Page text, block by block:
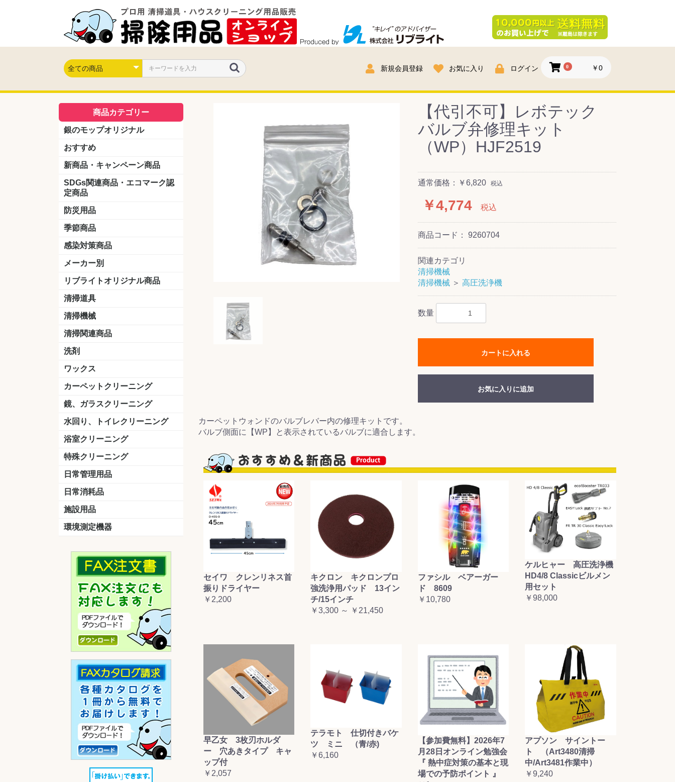
新規会員登録 お気に入り ログイン 0 ￥0
商品カテゴリー
銀のモップオリジナル
おすすめ
新商品・キャンペーン商品
キャンペーン商品
新製品
SDGs関連商品・エコマーク認
定商品
防災用品
季節商品
感染対策商品
おう吐物
除菌洗剤
うがい薬
マスク
手洗い石鹸
手指消毒
手袋
メーカー別
クオリティ
ニイタカ
シーバイエス
リンレイ
ペンギンワックス
横浜油脂工業
ミッケル化学（旧：スイショウ
ユシロ化学
コニシ
つやげん
ダイカ商事
スリーエムジャパン
山崎産業
テラモト
セイワ
エトレー
ラバーメイド
ジャパックス
日本サニパック
ケルヒャー
マキタ
ショーワグローブ
花王
サラヤ
アルボース
コスケム
ミヤキ
紺商
信徳ポミー
リブライトオリジナル商品
LLオレンジクリーナー
LL油脂専用クリーナー
LLワックスモップ
LL-21
マーベラスiL
清掃道具
ほうき
ちりとり
モップ及び関連品 ワンタッチ式モップ
水切りドライヤー
その他アタッチメント
(ワンタッチ式用)
モップ
ハードフロア用ダストモップ
テラモト
その他
清掃機械
掃除機
ドライバキューム
アップライトバキューム
コードレスタイプ
高圧洗浄機
吸水機
カーペット用マシン
送風機
ポリッシャー スタンダード
ハンディポリッシャー
ポリッシャー・自動床洗浄機用
掃除機用紙パック
その他
清掃関連商品
ダストカート
台車
移動式バレット
脚立
モップハンガー
サインボード
光沢計
カーペット汚染度計
洗剤
床用表面洗浄剤
ハクリ剤
厨房用
工場用
石材用
サビ用
木材用
タイル用
外壁用
壁面用
手あか用
病院用
除菌用
ワックス
樹脂ワックス
半樹脂ワックス
フローリング用
病院用ワックス
中性ワックス
石材用
木床用
その他
カーペットクリーニング
洗剤
ブラシ
パット
その他
鏡、ガラスクリーニング
ガラスワイパー
シャンパー(ウオッシャー)
ガラススクイジー
ケレン
ツールホルダー
洗剤 うろこ取り
天井・高所作業
水回り、トイレクリーニング
洗剤
尿石除去剤
水アカ除去剤
排水管つまり除去剤
消臭・防臭剤
道具 ラバーカップ
浴室クリーニング
洗剤
バスクリーナー
道具
特殊クリーニング
石材
エアコン
リンス&中和剤&前処理
洗浄ツール
洗浄シート
外壁
その他
日常管理用品
クリーナー
洗濯用洗剤
油汚れ落とし
サビ取り剤
タバコ専用消臭
日常消耗品
トイレットペーパー
ペーパータオル
便座除菌クリーナー
ポリ袋
施設用品
マット・他
ベンチ
灰皿
傘立
くず入れ
環境測定機器
【代引不可】レボテック
バルブ弁修理キット
（WP）HJF2519
通常価格：￥6,820 税込
￥4,774 税込
商品コード： 9260704
関連カテゴリ
清掃機械
清掃機械 ＞ 高圧洗浄機
数量
カートに入れる
お気に入りに追加
カーペットウォンドのバルブレバー内の修理キットです。
バルブ側面に【WP】と表示されているバルブに適合します。
セイワ クレンリネス首
振りドライヤー
￥2,200
キクロン キクロンプロ
強洗浄用パッド 13イン
チ/15インチ
￥3,300 ～ ￥21,450
ファシル ベアーガー
ド 8609
￥10,780
ケルヒャー 高圧洗浄機
HD4/8 Classicビルメン
用セット
￥98,000
早乙女 3枚刃ホルダ
ー 穴あきタイプ キャ
ップ付
￥2,057
テラモト 仕切付きバケ
ツ ミニ （青/赤)
￥6,160
【参加費無料】2026年7
月28日オンライン勉強会
『 熱中症対策の基本と現
場での予防ポイント 』
アプソン サイントー
ト （Art3480清掃
中/Art3481作業中）
￥9,240